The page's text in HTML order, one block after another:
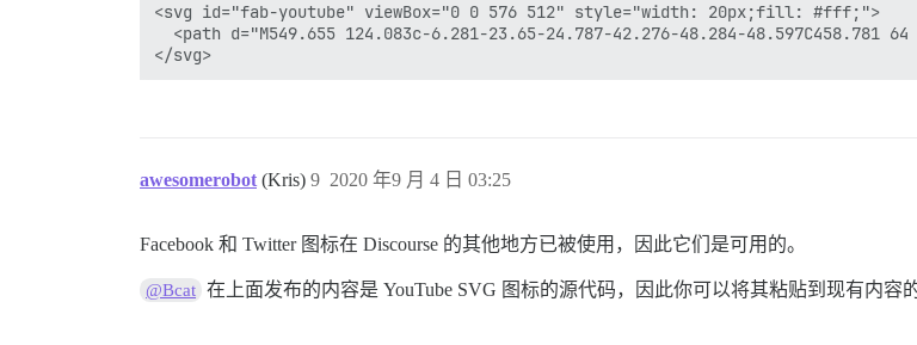
<svg id="fab-youtube" viewBox="0 0 576 512" style="width: 20px;fill: #fff;">
<path d="M549.655 124.083c-6.281-23.65-24.787-42.276-48.284-48.597C458.781
awesomerobot (Kris) 2020 年9 月 4 日 03:25
9
Facebook 和 Twitter 图标在 Discourse 的其他地方已被使用，因此它们是可用的。
@Bcat 在上面发布的内容是 YouTube SVG 图标的源代码，因此你可以将其粘贴到现有内容